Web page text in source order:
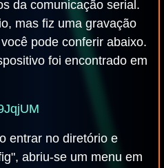
da comunicação serial.
mas fiz uma gravação
pode conferir abaixo.
foi encontrado em
entrar no diretório e
abriu-se um menu em